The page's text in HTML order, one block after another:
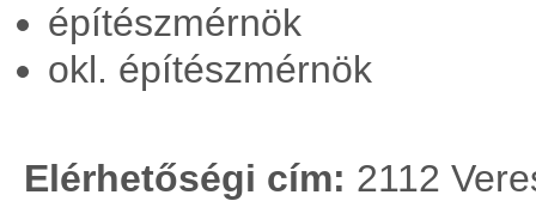
építészmérnök
okl. építészmérnök
Elérhetőségi cím: 2112